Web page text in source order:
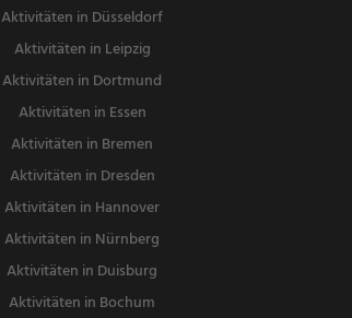
Aktivitäten in Düsseldorf
Aktivitäten in Leipzig
Aktivitäten in Dortmund
Aktivitäten in Essen
Aktivitäten in Bremen
Aktivitäten in Dresden
Aktivitäten in Hannover
Aktivitäten in Nürnberg
Aktivitäten in Duisburg
Aktivitäten in Bochum